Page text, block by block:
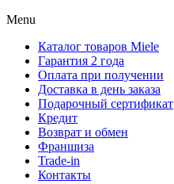
Menu
Каталог товаров Miele
Гарантия 2 года
Оплата при получении
Доставка в день заказа
Подарочный сертификат
Кредит
Возврат и обмен
Франшиза
Trade-in
Контакты